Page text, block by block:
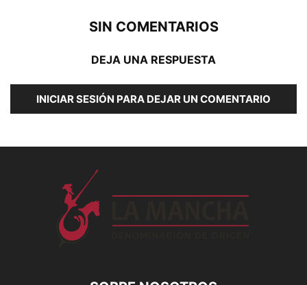
SIN COMENTARIOS
DEJA UNA RESPUESTA
INICIAR SESIÓN PARA DEJAR UN COMENTARIO